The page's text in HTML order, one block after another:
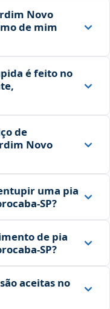
Novo
de mim
é feito no
de
Novo
uma pia
de pia
aceitas no